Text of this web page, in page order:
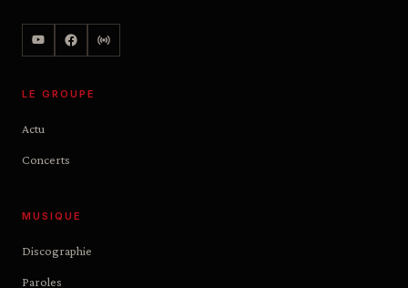
LE GROUPE
Actu
Concerts
MUSIQUE
Discographie
Paroles